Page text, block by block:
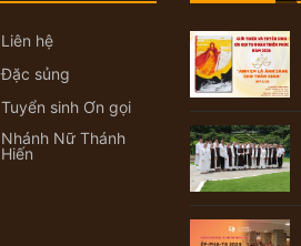
Liên hệ
Đặc sủng
Tuyển sinh Ơn gọi
Nhánh Nữ Thánh
Hiến